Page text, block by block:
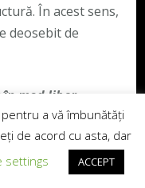
În acest sens,
deosebit de
mod liber
manifestă credința
grup religios, în
1 din aceeași
a vă îmbunătăți
de acord cu asta, dar
settings ACCEPT